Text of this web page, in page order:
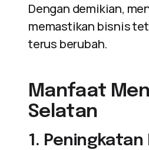
Dengan demikian,
memastikan bisnis
terus berubah.
Manfaat
Selatan
1.